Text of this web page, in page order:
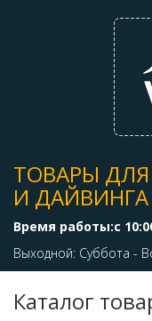
ТОВАРЫ
И ДАЙВИНГА
Время работы:с
Выходной: Суббота -
Каталог